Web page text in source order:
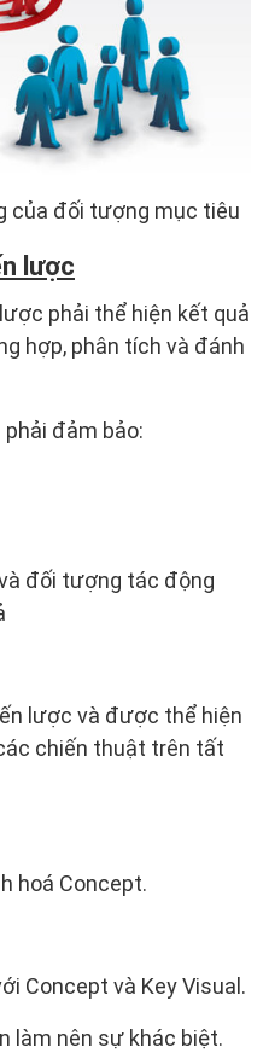
của đối tượng mục tiêu
lược
phải thể hiện kết quả
hợp, phân tích và đánh
đảm bảo:
đối tượng tác động
lược và được thể hiện
chiến thuật trên tất
hoá Concept.
Concept và Key Visual.
làm nên sự khác biệt.